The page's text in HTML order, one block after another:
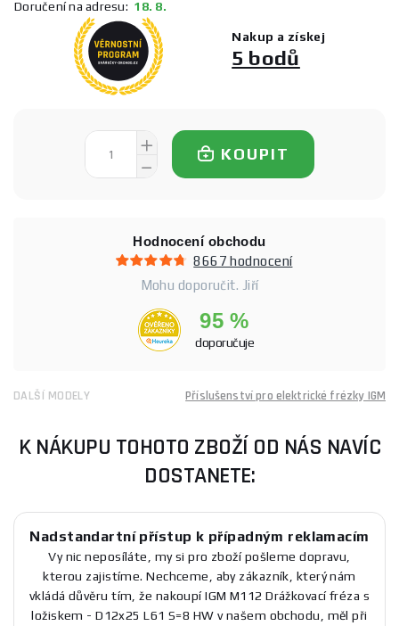
Doručení na adresu: 18. 8.
Nakup a získej
5 bodů
KOUPIT
Hodnocení obchodu
8667 hodnocení
Mohu doporučit. Jiří
95 %
doporučuje
DALŠÍ MODELY Příslušenství pro elektrické frézky IGM
K NÁKUPU TOHOTO ZBOŽÍ OD NÁS NAVÍC
DOSTANETE:
Nadstandartní přístup k případným reklamacím
Vy nic neposíláte, my si pro zboží pošleme dopravu,
kterou zajistíme. Nechceme, aby zákazník, který nám
vkládá důvěru tím, že nakoupí IGM M112 Drážkovací fréza s
ložiskem - D12x25 L61 S=8 HW v našem obchodu, měl při